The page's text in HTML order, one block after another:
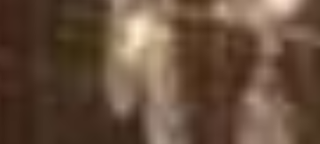
localizado no bairro Meia Praia, em Itapema. As
e com tratamento de ozônio, além de espaços
e tecnologia de ponta, incluindo câmeras de
para automação.